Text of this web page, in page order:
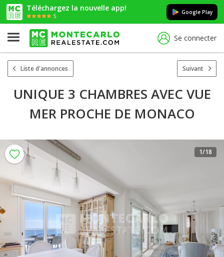
Téléchargez la nouvelle app!
5
Google Play
Se connecter
Liste d'annonces Suivant
UNIQUE 3 CHAMBRES AVEC VUE
MER PROCHE DE MONACO
1/18